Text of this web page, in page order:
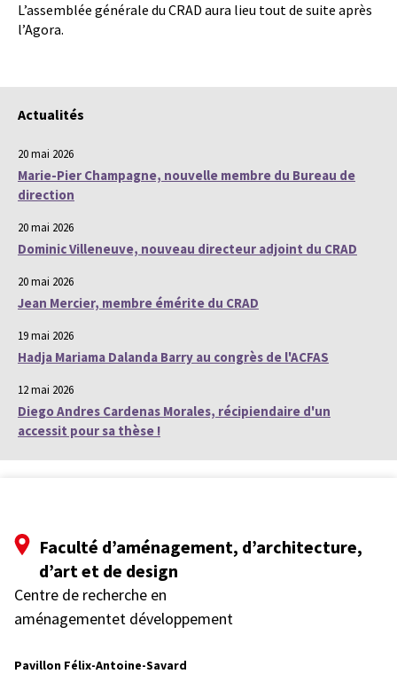
L’assemblée générale du CRAD aura lieu tout de suite après
l’Agora.
Actualités
20 mai 2026
Marie-Pier Champagne, nouvelle membre du Bureau de
direction
20 mai 2026
Dominic Villeneuve, nouveau directeur adjoint du CRAD
20 mai 2026
Jean Mercier, membre émérite du CRAD
19 mai 2026
Hadja Mariama Dalanda Barry au congrès de l'ACFAS
12 mai 2026
Diego Andres Cardenas Morales, récipiendaire d'un
accessit pour sa thèse !
Faculté d’aménagement, d’architecture,
d’art et de design
Centre de recherche en
aménagementet développement
Pavillon Félix-Antoine-Savard